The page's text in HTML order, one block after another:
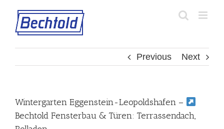
content
Previous Next
Wintergarten Eggenstein-Leopoldshafen –
Bechtold Fensterbau & Türen: Terrassendach,